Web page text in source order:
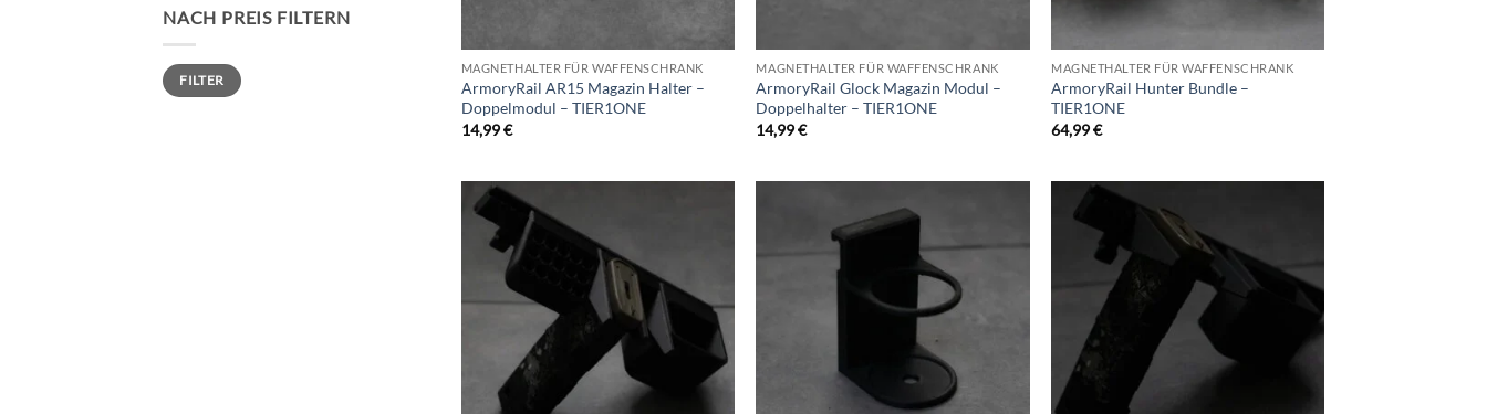
NACH PREIS FILTERN
Min.
Preis
Max.
PreisFILTER
MAGNETHALTER FÜR WAFFENSCHRANK
ArmoryRail AR15 Magazin Halter –
Doppelmodul – TIER1ONE
14,99€
MAGNETHALTER FÜR WAFFENSCHRANK
ArmoryRail Glock Magazin Modul –
Doppelhalter – TIER1ONE
14,99€
MAGNETHALTER FÜR WAFFENSCHRANK
ArmoryRail Hunter Bundle –
TIER1ONE
64,99€
Add to